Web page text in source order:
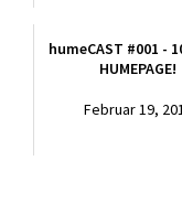
humeCAST #001 -
HUMEPAGE!
Februar 19,